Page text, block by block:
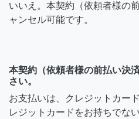
いいえ。本契約（依頼者様の
ャンセル可能です。
本契約（依頼者様の前払い決
さい。
お支払いは、クレジットカー
レジットカードをお持ちでな